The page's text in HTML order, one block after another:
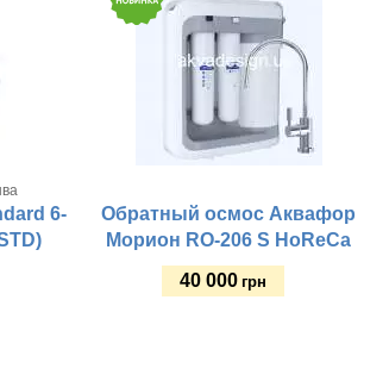
6-
Обратный осмос Аквафор
Морион RO-206 S HoReCa
40 000 грн